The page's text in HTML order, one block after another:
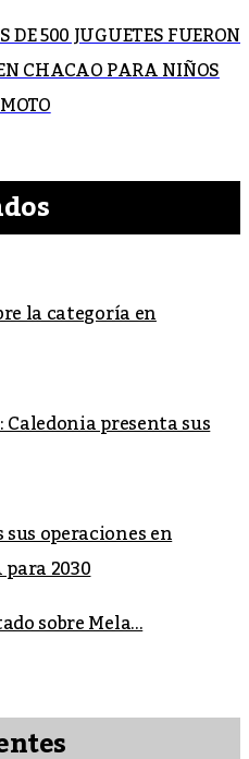
500 JUGUETES FUERON
CHACAO PARA NIÑOS
la categoría en
presenta sus
operaciones en
2030
sobre Mela...